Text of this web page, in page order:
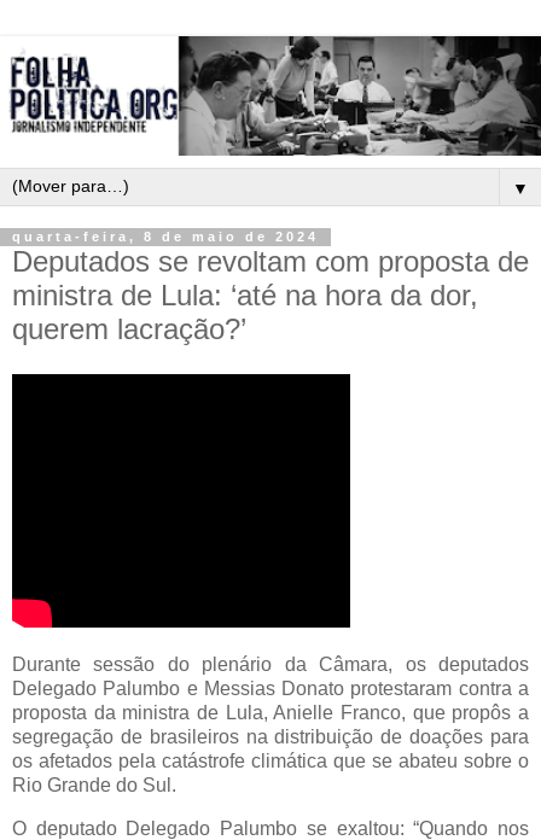
▼
quarta-feira, 8 de maio de 2024
Deputados se revoltam com proposta de
ministra de Lula: ‘até na hora da dor,
querem lacração?’
Durante sessão do plenário da Câmara, os deputados
Delegado Palumbo e Messias Donato protestaram contra a
proposta da ministra de Lula, Anielle Franco, que propôs a
segregação de brasileiros na distribuição de doações para
os afetados pela catástrofe climática que se abateu sobre o
Rio Grande do Sul.
O deputado Delegado Palumbo se exaltou: “Quando nos